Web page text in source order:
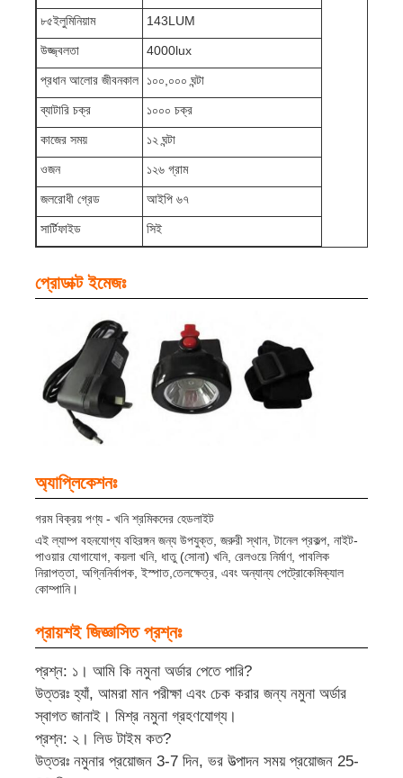
পুনরায় চার্জযোগ্য খনির ক্যাপ ল্যাম্প
ভূগর্ভস্থ বেতার ক্যাপ ল্যাম্প
কয়লা খনির আলো
মাইনার্স হেড ল্যাম্প
খনির হার্ড হ্যাট লাইট
বিস্ফোরণ প্রতিরোধী ফ্ল্যাশলাইট
শিল্প এলইডি স্ট্রিপ লাইট
ভূগর্ভস্থ খনির বেল্ট
গরম বিক্রয় পণ্য
পোর্টেবল এনার্জি স্টোরেজ পাওয়ার সাপ্লাই
এলইডি হাই বে লাইট
৮৫ইলুমিনিয়াম 143LUM
উজ্জ্বলতা 4000lux
প্রধান আলোর জীবনকাল ১০০,০০০ ঘন্টা
ব্যাটারি চক্র ১০০০ চক্র
কাজের সময় ১২ ঘন্টা
ওজন ১২৬ গ্রাম
জলরোধী গ্রেড আইপি ৬৭
সার্টিফাইড সিই
প্রোডাক্ট ইমেজঃ
অ্যাপ্লিকেশনঃ
গরম বিক্রয় পণ্য - খনি শ্রমিকদের হেডলাইট
এই ল্যাম্প বহনযোগ্য বহিরঙ্গন জন্য উপযুক্ত, জরুরী স্থান, টানেল প্রকল্প, নাইট-
পাওয়ার যোগাযোগ, কয়লা খনি, ধাতু (সোনা) খনি, রেলওয়ে নির্মাণ, পাবলিক
নিরাপত্তা, অগ্নিনির্বাপক, ইস্পাত,তেলক্ষেত্র, এবং অন্যান্য পেট্রোকেমিক্যাল
কোম্পানি।
প্রায়শই জিজ্ঞাসিত প্রশ্নঃ
প্রশ্ন: ১। আমি কি নমুনা অর্ডার পেতে পারি?
উত্তরঃ হ্যাঁ, আমরা মান পরীক্ষা এবং চেক করার জন্য নমুনা অর্ডার
স্বাগত জানাই। মিশ্র নমুনা গ্রহণযোগ্য।
প্রশ্ন: ২। লিড টাইম কত?
উত্তরঃ নমুনার প্রয়োজন 3-7 দিন, ভর উত্পাদন সময় প্রয়োজন 25-